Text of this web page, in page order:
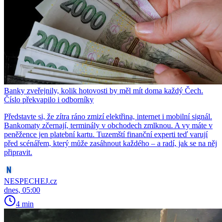
Banky zveřejnily, kolik hotovosti by měl mít doma každý Čech.
Číslo překvapilo i odborníky
Představte si, že zítra ráno zmizí elektřina, internet i mobilní signál.
Bankomaty zčernají, terminály v obchodech zmlknou. A vy máte v
peněžence jen platební kartu. Tuzemští finanční experti teď varují
před scénářem, který může zasáhnout každého – a radí, jak se na něj
připravit.
NESPECHEJ.cz
dnes, 05:00
4 min